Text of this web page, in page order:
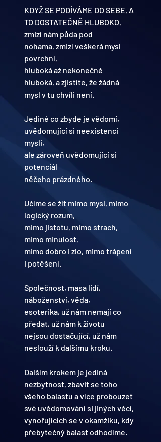
KDYŽ SE PODÍVÁME DO SEBE, A
TO DOSTATEČNĚ HLUBOKO,
zmizí nám půda pod
nohama, zmizí veškerá mysl
povrchní,
hluboká až nekonečně
hluboká, a zjistíte, že žádná
mysl v tu chvíli není.
Jediné co zbyde je vědomí,
uvědomující si neexistenci
mysli,
ale zároveň uvědomující si
potenciál
něčeho prázdného.
Učíme se žít mimo mysl, mimo
logický rozum,
mimo jistotu, mimo strach,
mimo minulost,
mimo dobro i zlo, mimo trápení
i potěšení.
Společnost, masa lidí,
náboženství, věda,
esoterika, už nám nemají co
předat, už nám k životu
nejsou dostačující, už nám
neslouží k dalšímu kroku.
Dalším krokem je jediná
nezbytnost, zbavit se toho
všeho balastu a více probouzet
své uvědomování si jiných věcí,
vynořujících se v okamžiku, kdy
přebytečný balast odhodíme.